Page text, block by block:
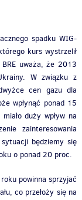
spadku WIG-
kurs wystrzelił
uważa, że 2013
W związku z
cen gazu dla
wpłynąć ponad 15
duży wpływ na
zainteresowania
będziemy się
o ponad 20 proc.
powinna sprzyjać
co przełoży się na